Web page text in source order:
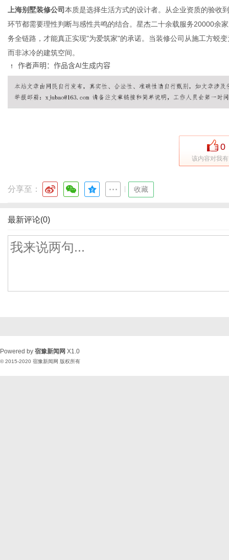
上海别墅装修公司本质是选择生活方式的设计者。从企业资质的验收
环节都需要理性判断与感性共鸣的结合。星杰二十余载服务20000余
务全链路，才能真正实现"为爱筑家"的承诺。当装修公司从施工方蜕
而非冰冷的建筑空间。
作者声明：作品含AI生成内容
0
该内容对我
分享至： 收藏
最新评论(0)
Powered by 宿豫新闻网 X1.0
© 2015-2020 宿豫新闻网 版权所有